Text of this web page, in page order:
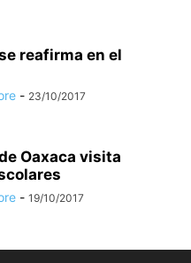
reafirma en el
- 23/10/2017
Oaxaca visita
- 19/10/2017